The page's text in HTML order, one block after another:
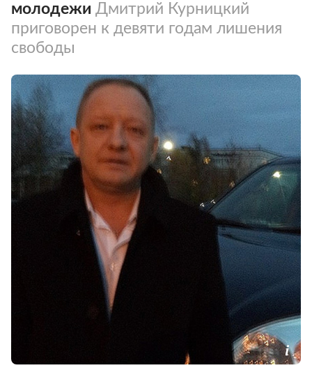
молодежи Дмитрий Курницкий
приговорен к девяти годам лишения
свободы